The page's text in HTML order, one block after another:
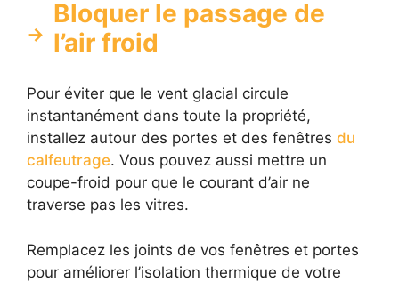
Bloquer le passage de
l’air froid
Pour éviter que le vent glacial circule
instantanément dans toute la propriété,
installez autour des portes et des fenêtres du
calfeutrage. Vous pouvez aussi mettre un
coupe-froid pour que le courant d’air ne
traverse pas les vitres.
Remplacez les joints de vos fenêtres et portes
pour améliorer l’isolation thermique de votre